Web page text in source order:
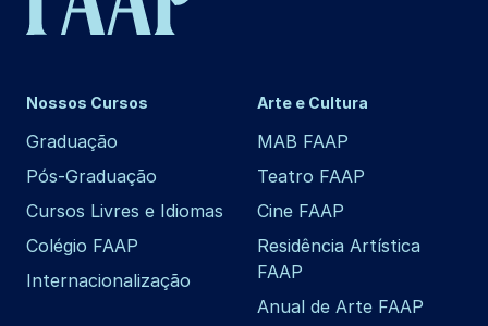
Nossos Cursos
Graduação
Pós-Graduação
Cursos Livres e Idiomas
Colégio FAAP
Internacionalização
Arte e Cultura
MAB FAAP
Teatro FAAP
Cine FAAP
Residência Artística
FAAP
Anual de Arte FAAP